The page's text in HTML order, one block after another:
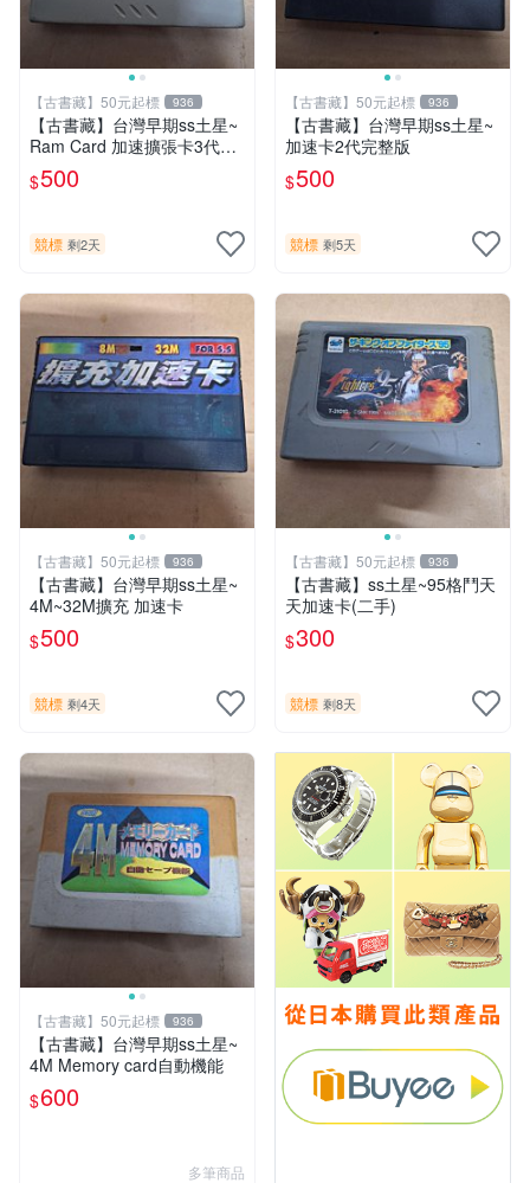
【古書藏】50元起標 936
【古書藏】台灣早期ss土星~
Ram Card 加速擴張卡3代完
整版
$500
競標 剩2天
【古書藏】50元起標 936
【古書藏】台灣早期ss土星~
加速卡2代完整版
$500
競標 剩5天
【古書藏】50元起標 936
【古書藏】台灣早期ss土星~
4M~32M擴充 加速卡
$500
競標 剩4天
【古書藏】50元起標 936
【古書藏】ss土星~95格鬥天
天加速卡(二手)
$300
競標 剩8天
【古書藏】50元起標 936
【古書藏】台灣早期ss土星~
4M Memory card自動機能
$600
多筆商品